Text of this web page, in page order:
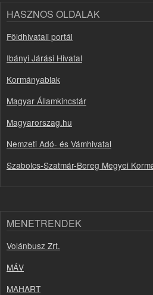
HASZNOS OLDALAK
Földhivatali portál
Ibányi Járási Hivatal
Kormányablak
Magyar Államkincstár
Magyarorszag.hu
Nemzeti Adó- és Vámhivatal
Szabolcs-Szatmár-Bereg Megyei
MENETRENDEK
Volánbusz Zrt.
MÁV
MAHART